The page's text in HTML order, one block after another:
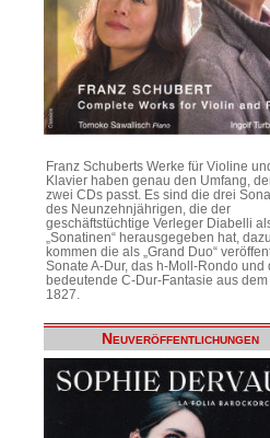
Franz Schuberts Werke für Violine
Klavier haben genau den Umfang,
zwei CDs passt. Es sind die drei
des Neunzehnjährigen, die der
geschäftstüchtige Verleger Diabelli
„Sonatinen“ herausgegeben hat, dazu
kommen die als „Grand Duo“
Sonate A-Dur, das h-Moll-Rondo und
bedeutende C-Dur-Fantasie aus
1827.
Neuveröffentlichungen